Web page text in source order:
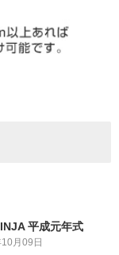
平成元年式
月09日